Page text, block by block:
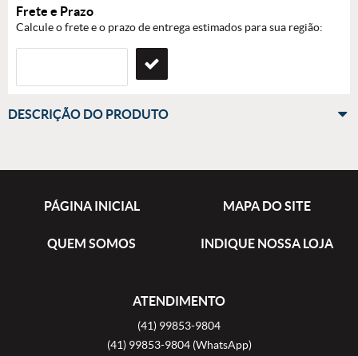
Frete e Prazo
Calcule o frete e o prazo de entrega estimados para sua região:
DESCRIÇÃO DO PRODUTO
PÁGINA INICIAL MAPA DO SITE
QUEM SOMOS INDIQUE NOSSA LOJA
ATENDIMENTO
(41) 99853-9804
(41)99853-9804 (WhatsApp)